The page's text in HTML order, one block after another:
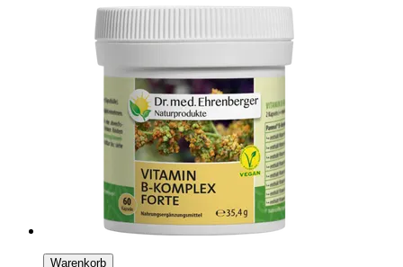
Warenkorb